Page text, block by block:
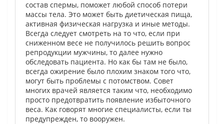
состав спермы, поможет любой способ потери
массы тела. Это может быть диетическая пища,
активная физическая нагрузка и иные методы.
Всегда следует смотреть на то что, если при
сниженном весе не получилось решить вопрос
репродукции мужчины, то далее нужно
обследовать пациента. Но как бы там не было,
всегда ожирение было плохим знаком того что,
могут быть проблемы с потомством. Совет
многих врачей является таким что, необходимо
просто предотвратить появление избыточного
веса. Как говорят многие специалисты, если ты
предупрежден, то вооружен.